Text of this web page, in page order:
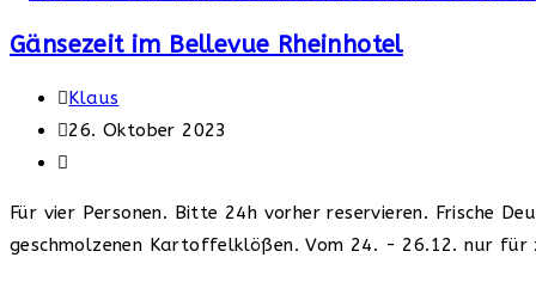
Gänsezeit im Bellevue Rheinhotel
Beitrags-
Autor:
Klaus
Beitrag
veröffentlicht:
26. Oktober 2023
Beitrags-
Für vier Personen. Bitte 24h vorher reservieren. Frische
geschmolzenen Kartoffelklößen. Vom 24. - 26.12. nur für